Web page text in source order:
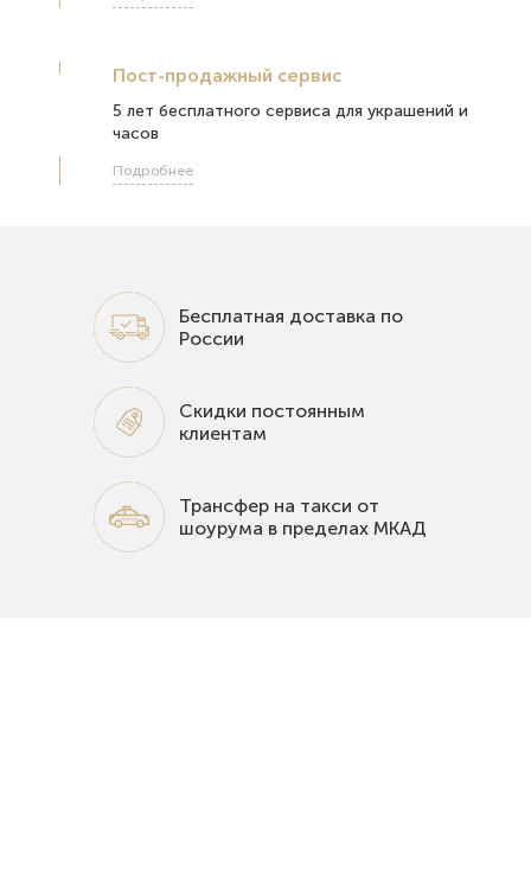
Пост-продажный сервис
5 лет бесплатного сервиса для украшений и
часов
Подробнее
Бесплатная доставка по
России
Скидки постоянным
клиентам
Трансфер на такси от
шоурума в пределах МКАД